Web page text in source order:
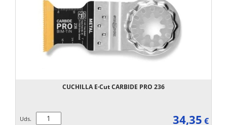
CUCHILLA E·Cut CARBIDE PRO 236
Uds. 34,35 €